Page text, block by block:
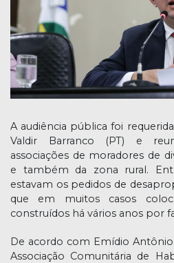
A audiência pública foi
Valdir Barranco (PT) e
associações de moradores de
e também da zona rural.
estavam os pedidos de
que em muitos casos
construídos há vários anos por
De acordo com Emídio
Associação Comunitária de